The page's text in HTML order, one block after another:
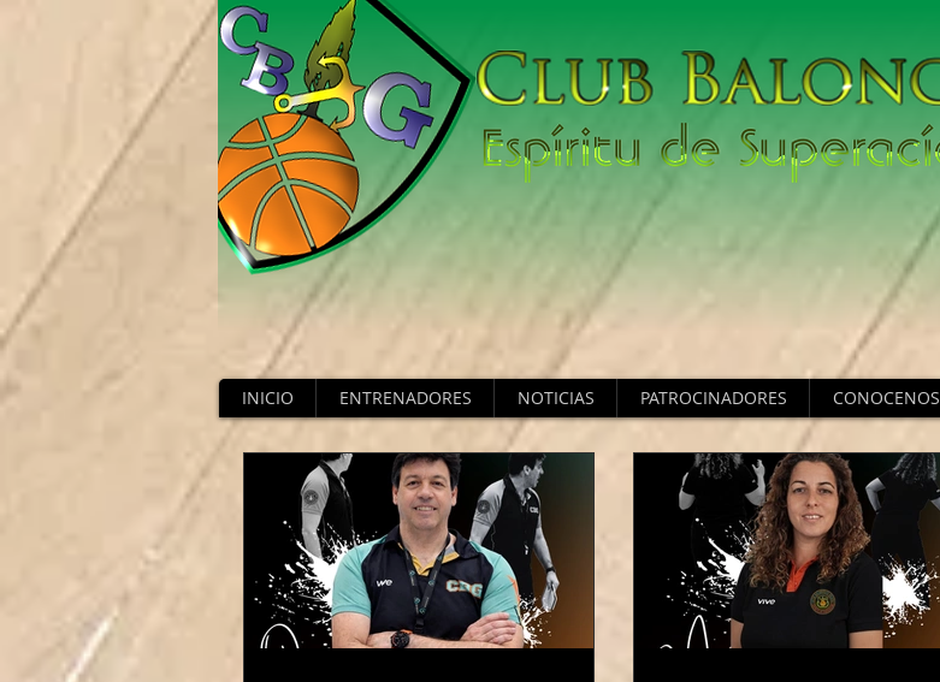
INICIO ENTRENADORES NOTICIAS PATROCINADORES CONOCENOS